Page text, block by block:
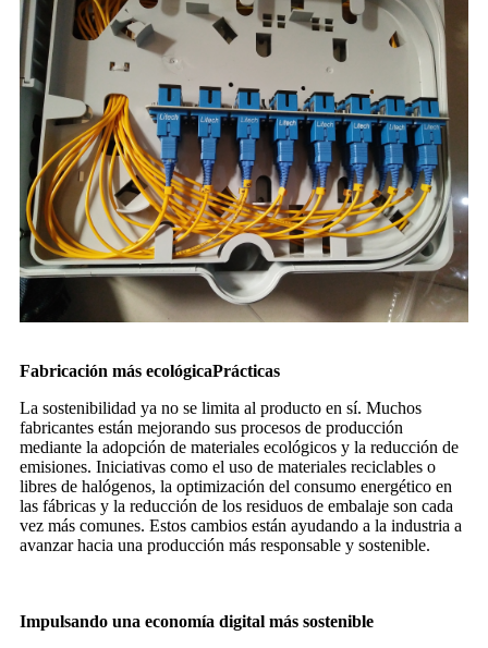
Fabricación más ecológicaPrácticas
La sostenibilidad ya no se limita al producto en sí. Muchos
fabricantes están mejorando sus procesos de producción
mediante la adopción de materiales ecológicos y la reducción de
emisiones. Iniciativas como el uso de materiales reciclables o
libres de halógenos, la optimización del consumo energético en
las fábricas y la reducción de los residuos de embalaje son cada
vez más comunes. Estos cambios están ayudando a la industria a
avanzar hacia una producción más responsable y sostenible.
Impulsando una economía digital más sostenible